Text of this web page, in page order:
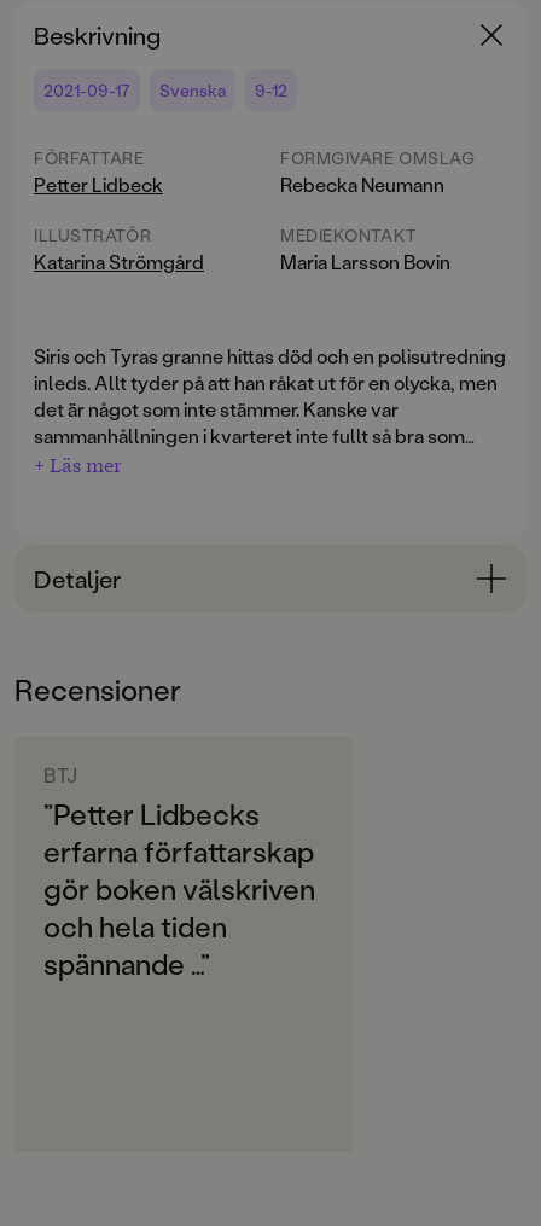
Beskrivning
2021-09-17 Svenska 9-12
FÖRFATTARE
Petter Lidbeck
ILLUSTRATÖR
Katarina Strömgård
FORMGIVARE OMSLAG
Rebecka Neumann
MEDIEKONTAKT
Maria Larsson Bovin
Siris och Tyras granne hittas död och en polisutredning
inleds. Allt tyder på att han råkat ut för en olycka, men
det är något som inte stämmer. Kanske var
sammanhållningen i kvarteret inte fullt så bra som
tjejerna har trott? Och varför är den döde grannens
Spännande, läskigt, oförutsägbart och med en stor
portion humor. De tre deckartjejerna liknar inga andra i
+ Läs mer
Detaljer
9-12
Svenska
SPRÅK
Svenska
SERIE
Tre tjejer
PUBLICERINGSDATUM
Recensioner
BTJ
”Petter Lidbecks
erfarna författarskap
gör boken välskriven
och hela tiden
spännande …”